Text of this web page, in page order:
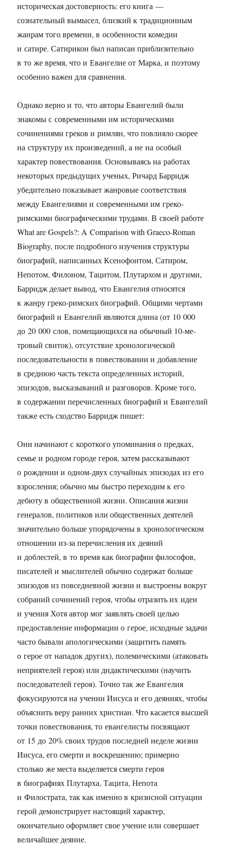
историческая достоверность: его книга —
сознательный вымысел, близкий к традиционным
жанрам того времени, в особенности комедии
и сатире. Сатирикон был написан приблизительно
в то же время, что и Евангелие от Марка, и поэтому
особенно важен для сравнения.
Однако верно и то, что авторы Евангелий были
знакомы с современными им историческими
сочинениями греков и римлян, что повлияло скорее
на структуру их произведений, а не на особый
характер повествования. Основываясь на работах
некоторых предыдущих ученых, Ричард Барридж
убедительно показывает жанровые соответствия
между Евангелиями и современными им греко-
римскими биографическими трудами. В своей работе
What are Gospels?: A Comparison with Graeco-Roman
Biography, после подробного изучения структуры
биографий, написанных Ксенофонтом, Сатиром,
Непотом, Филоном, Тацитом, Плутархом и другими,
Барридж делает вывод, что Евангелия относятся
к жанру греко-римских биографий. Общими чертами
биографий и Евангелий являются длина (от 10 000
до 20 000 слов, помещающихся на обычный 10-ме-
тровый свиток), отсутствие хронологической
последовательности в повествовании и добавление
в среднюю часть текста определенных историй,
эпизодов, высказываний и разговоров. Кроме того,
в содержании перечисленных биографий и Евангелий
также есть сходство Барридж пишет:
Они начинают с короткого упоминания о предках,
семье и родном городе героя, затем рассказывают
о рождении и одном-двух случайных эпизодах из его
взросления; обычно мы быстро переходим к его
дебюту в общественной жизни. Описания жизни
генералов, политиков или общественных деятелей
значительно больше упорядочены в хронологическом
отношении из-за перечисления их деяний
и доблестей, в то время как биографии философов,
писателей и мыслителей обычно содержат больше
эпизодов из повседневной жизни и выстроены вокруг
собраний сочинений героя, чтобы отразить их идеи
и учения Хотя автор мог заявлять своей целью
предоставление информации о герое, исходные задачи
часто бывали апологическими (защитить память
о герое от нападок других), полемическими (атаковать
неприятелей героя) или дидактическими (научить
последователей героя). Точно так же Евангелия
фокусируются на учении Иисуса и его деяниях, чтобы
объяснить веру ранних христиан. Что касается высшей
точки повествования, то евангелисты посвящают
от 15 до 20% своих трудов последней неделе жизни
Иисуса, его смерти и воскрешению; примерно
столько же места выделяется смерти героя
в биографиях Плутарха, Тацита, Непота
и Филострата, так как именно в кризисной ситуации
герой демонстрирует настоящий характер,
окончательно оформляет свое учение или совершает
величайшее деяние.